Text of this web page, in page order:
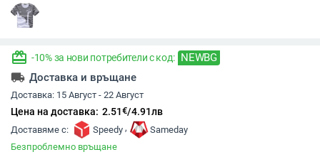
redeem -10% за нови потребители с код: NEWBG
local_shipping Доставка и връщане
Доставка: 15 Август - 22 Август
Цена на доставка: 2.51€/4.91лв
Доставяме с: Speedy ,
Sameday
Безпроблемно връщане